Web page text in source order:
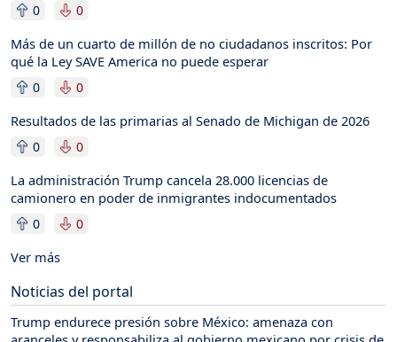
0 0
Más de un cuarto de millón de no ciudadanos inscritos: Por
qué la Ley SAVE America no puede esperar
0 0
Resultados de las primarias al Senado de Michigan de 2026
0 0
La administración Trump cancela 28.000 licencias de
camionero en poder de inmigrantes indocumentados
0 0
Ver más
Noticias del portal
Trump endurece presión sobre México: amenaza con